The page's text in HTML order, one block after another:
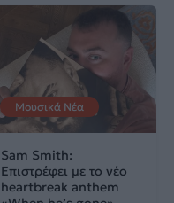
Μουσικά Νέα
Sam Smith:
Επιστρέφει με το νέο
heartbreak anthem